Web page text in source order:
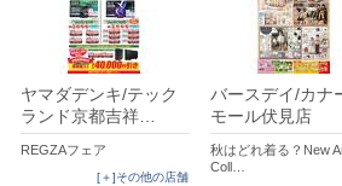
ヤマダデンキ/テック
ランド京都吉祥…
REGZAフェア
[＋]その他の店舗
バースデイ/カナ
モール伏見店
秋はどれ着る？New
Coll…